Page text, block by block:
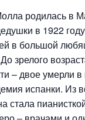
родилась в
в 1922
в большой
зрелого
– двое умерли
испанки. Из
стала